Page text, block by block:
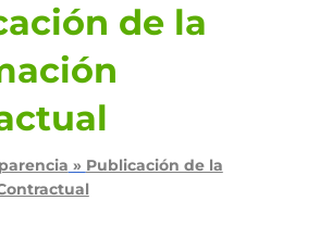
de la
» Publicación de la